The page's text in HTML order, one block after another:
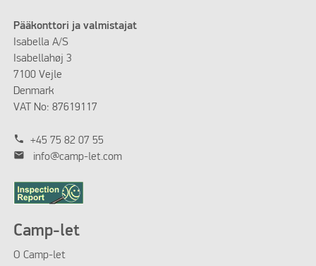
Pääkonttori ja valmistajat
Isabella A/S
Isabellahøj 3
7100 Vejle
Denmark
VAT No: 87619117
phone +45 75 82 07 55
mail info@camp-let.com
Camp-let
O Camp-let